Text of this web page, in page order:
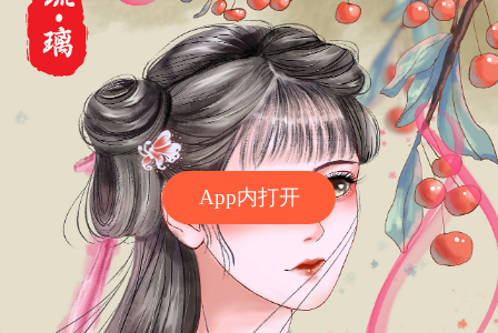
App内打开